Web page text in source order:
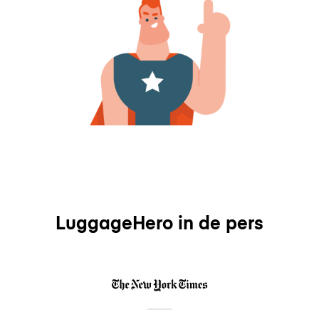
LuggageHero in de pers